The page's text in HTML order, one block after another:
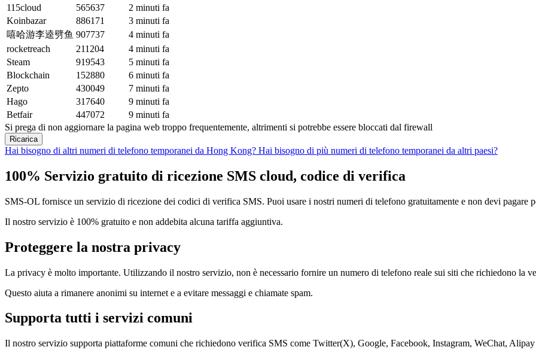
115cloud
565637
2 minuti fa
Koinbazar
886171
3 minuti fa
嘻哈游李逵劈鱼 907737
4 minuti fa
rocketreach
211204
4 minuti fa
Steam
919543
5 minuti fa
Blockchain
152880
6 minuti fa
Zepto
430049
7 minuti fa
Hago
317640
9 minuti fa
Betfair
447072
9 minuti fa
Si prega di non aggiornare la pagina web troppo frequentemente, altrimenti si potrebbe essere bloccati dal firewall
Ricarica
Hai bisogno di altri numeri di telefono temporanei da Hong Kong? Hai bisogno di più numeri di telefono temporanei da altri paesi?
100% Servizio gratuito di ricezione SMS cloud, codice di verifica
SMS-OL fornisce un servizio di ricezione dei codici di verifica SMS. Puoi usare i nostri numeri di telefono gratuitamente e non devi pagare
Il nostro servizio è 100% gratuito e non addebita alcuna tariffa aggiuntiva.
Proteggere la nostra privacy
La privacy è molto importante. Utilizzando il nostro servizio, non è necessario fornire un numero di telefono reale sui siti che richiedono la
Questo aiuta a rimanere anonimi su internet e a evitare messaggi e chiamate spam.
Supporta tutti i servizi comuni
Il nostro servizio supporta piattaforme comuni che richiedono verifica SMS come Twitter(X), Google, Facebook, Instagram, WeChat,